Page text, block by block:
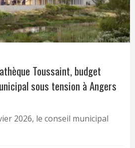
Toussaint, budget
sous tension à Angers
2026, le conseil municipal